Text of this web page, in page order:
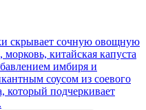
скрывает сочную овощную
китайская капуста
имбиря и
соусом из соевого
который подчеркивает